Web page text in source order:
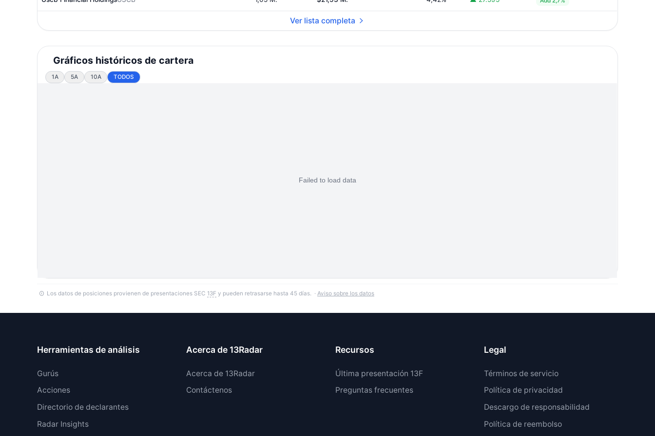
Ver lista completa
Gráficos históricos de cartera
1A 5A 10A TODOS
Los datos de posiciones provienen de presentaciones SEC 13F y pueden retrasarse hasta 45 días. · Aviso sobre los datos
Herramientas de análisis
Gurús
Acciones
Directorio de declarantes
Radar Insights
Acerca de 13Radar
Acerca de 13Radar
Contáctenos
Recursos
Última presentación 13F
Preguntas frecuentes
Legal
Términos de servicio
Política de privacidad
Descargo de responsabilidad
Política de reembolso